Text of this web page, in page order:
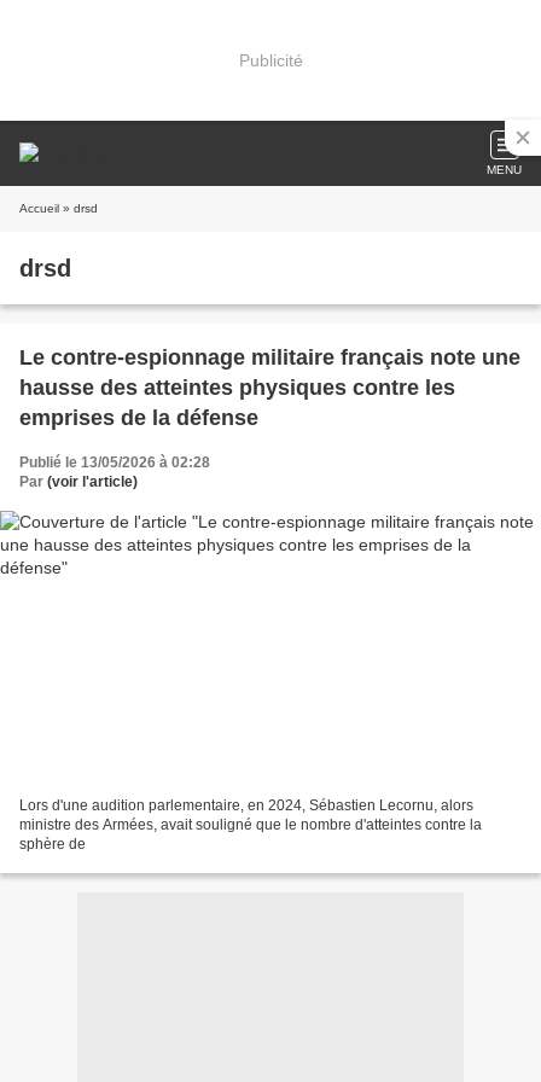
Publicité
MENU
Accueil » drsd
drsd
Le contre-espionnage militaire français note une
hausse des atteintes physiques contre les
emprises de la défense
Publié le 13/05/2026 à 02:28
Par (voir l'article)
Lors d'une audition parlementaire, en 2024, Sébastien Lecornu, alors
ministre des Armées, avait souligné que le nombre d'atteintes contre la
sphère de